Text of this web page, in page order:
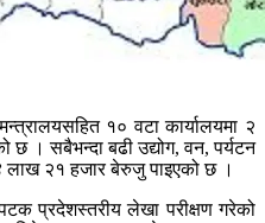
१० वटा कार्यालयमा २
। सबैभन्दा बढी उद्योग, वन, पर्यटन
लाख २१ हजार बेरुजु पाइएको छ ।
प्रदेशस्तरीय लेखा परीक्षण गरेको